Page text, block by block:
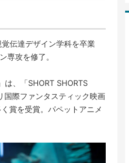
伝達デザイン学科を卒業
専攻を修了。
は、「SHORT SHORTS
国際ファンタスティック映画
賞を受賞。パペットアニメ